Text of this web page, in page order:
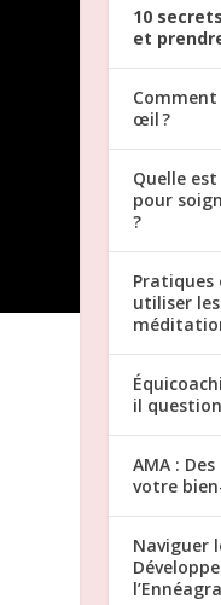
10
et
œil ?
Quelle
pour
?
utiliser
il
AMA :
votre
Naviguer